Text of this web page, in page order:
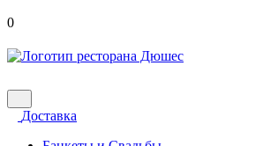
0
Доставка